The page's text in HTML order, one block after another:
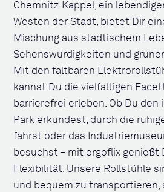
Chemnitz-Kappel, ein
Westen der Stadt, bietet Dir
Mischung aus städtischem
Sehenswürdigkeiten und
Mit den faltbaren
kannst Du die vielfältigen
barrierefrei erleben. Ob Du den
Park erkundest, durch die
fährst oder das
besuchst – mit ergoflix genießt
Flexibilität. Unsere Rollstühle
und bequem zu transportieren,